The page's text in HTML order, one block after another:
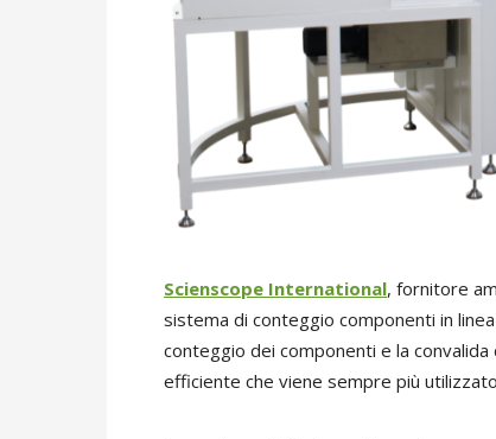
Scienscope International, fornitore
sistema di conteggio componenti in
conteggio dei componenti e la
efficiente che viene sempre più